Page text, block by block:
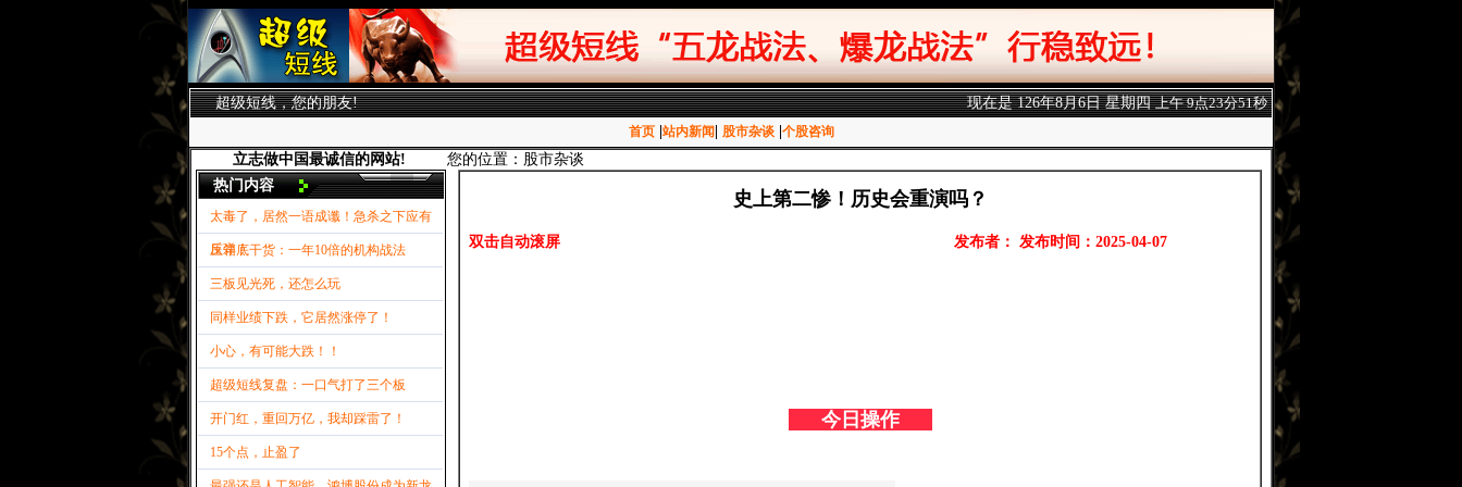
超级短线，您的朋友! 现在是126年8月6日 星期四上午 9点23分52秒
首页| 站内新闻| 股市杂谈| 个股咨询
立志做中国最诚信的网站!
您的位置：股市杂谈
热门内容
太毒了，居然一语成谶！急杀之下应有
反弹！
压箱底干货：一年10倍的机构战法
三板见光死，还怎么玩
同样业绩下跌，它居然涨停了！
小心，有可能大跌！！
超级短线复盘：一口气打了三个板
开门红，重回万亿，我却踩雷了！
15个点，止盈了
史上第二惨！历史会重演吗？
双击自动滚屏 发布者： 发布时间：2025-04-07
今日操作